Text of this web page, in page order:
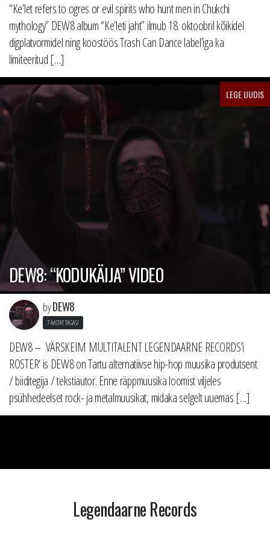
“Ke’let refers to ogres or evil spirits who hunt men in Chukchi
mythology” DEW8 album “Ke’leti jaht” ilmub 18. oktoobril kõikidel
digplatvormidel ning koostöös Trash Can Dance label’iga ka
limiteeritud […]
LEGE UUDIS
DEW8: “KODUKÄIJA” VIDEO
byDEW8
7 AASTAT TAGASI
DEW8 – VÄRSKEIM MULTITALENT LEGENDAARNE RECORDS’i
ROSTER‘ is DEW8 on Tartu alternatiivse hip-hop muusika produtsent
/ biiditegija / tekstiautor. Enne räppmuusika loomist viljeles
psühhedeelset rock- ja metalmuusikat, midaka selgelt uuemas […]
Legendaarne Records